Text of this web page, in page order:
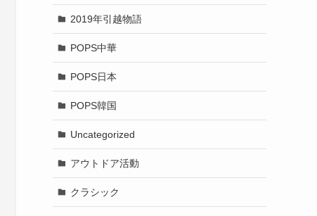
2019年引越物語
POPS中華
POPS日本
POPS韓国
Uncategorized
アウトドア活動
クラシック